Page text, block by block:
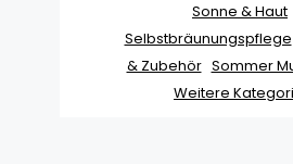
Sonne & Haut
Selbstbräunungspflege
& Zubehör Sommer
Weitere